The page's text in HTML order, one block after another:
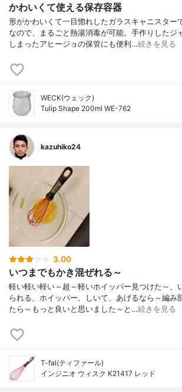
かわいくて使える保存容器
形がかわいくて一目惚れしたガラスキャニスター
なので、まるごと熱湯消毒が可能。手作りしたジ
しまったアヒージョの保管にも便利…続きを見る
WECK(ウェック)
Tulip Shape 200ml WE-762
kazuhiko24
3.00
いつまでもかき混ぜれる～
軽い軽い軽い～超～軽いホイッパー見つけた～、
られる、ホイッパー、しいて、あげるなら～編み
たら～もっと良いと思いました～と…続きを見る
T-fal(ティファール)
インジニオ ウィスク K21417 レッド